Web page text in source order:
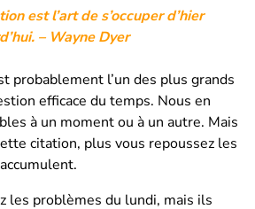
est l’art de s’occuper d’hier
– Wayne Dyer
probablement l’un des plus grands
efficace du temps. Nous en
à un moment ou à un autre. Mais
citation, plus vous repoussez les
les problèmes du lundi, mais ils